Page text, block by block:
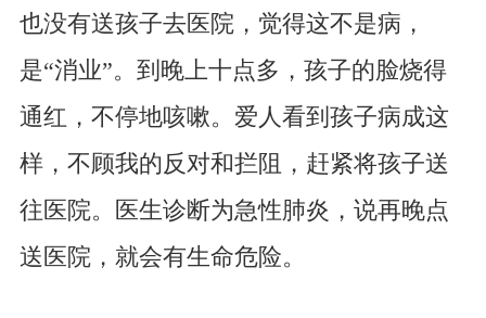
也没有送孩子去医院，觉得这不是病，
是“消业”。到晚上十点多，孩子的脸烧得
通红，不停地咳嗽。爱人看到孩子病成这
样，不顾我的反对和拦阻，赶紧将孩子送
往医院。医生诊断为急性肺炎，说再晚点
送医院，就会有生命危险。